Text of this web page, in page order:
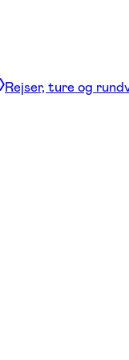
Rejser, ture og